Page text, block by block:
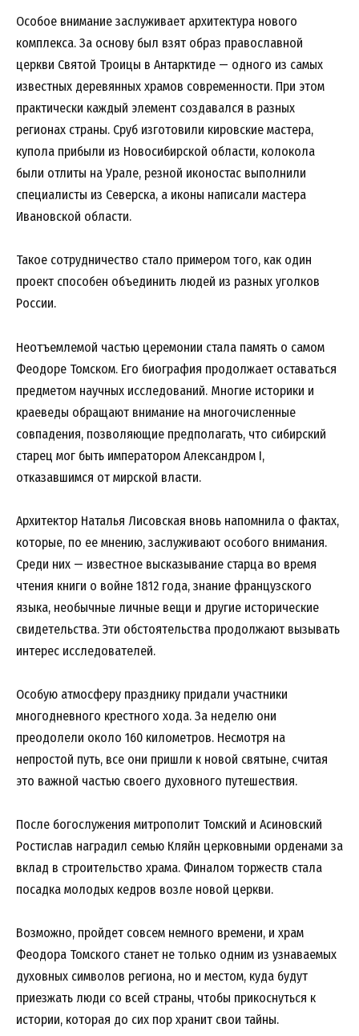
Особое внимание заслуживает архитектура нового
комплекса. За основу был взят образ православной
церкви Святой Троицы в Антарктиде — одного из самых
известных деревянных храмов современности. При этом
практически каждый элемент создавался в разных
регионах страны. Сруб изготовили кировские мастера,
купола прибыли из Новосибирской области, колокола
были отлиты на Урале, резной иконостас выполнили
специалисты из Северска, а иконы написали мастера
Ивановской области.
Такое сотрудничество стало примером того, как один
проект способен объединить людей из разных уголков
России.
Неотъемлемой частью церемонии стала память о самом
Феодоре Томском. Его биография продолжает оставаться
предметом научных исследований. Многие историки и
краеведы обращают внимание на многочисленные
совпадения, позволяющие предполагать, что сибирский
старец мог быть императором Александром I,
отказавшимся от мирской власти.
Архитектор Наталья Лисовская вновь напомнила о фактах,
которые, по ее мнению, заслуживают особого внимания.
Среди них — известное высказывание старца во время
чтения книги о войне 1812 года, знание французского
языка, необычные личные вещи и другие исторические
свидетельства. Эти обстоятельства продолжают вызывать
интерес исследователей.
Особую атмосферу празднику придали участники
многодневного крестного хода. За неделю они
преодолели около 160 километров. Несмотря на
непростой путь, все они пришли к новой святыне, считая
это важной частью своего духовного путешествия.
После богослужения митрополит Томский и Асиновский
Ростислав наградил семью Кляйн церковными орденами за
вклад в строительство храма. Финалом торжеств стала
посадка молодых кедров возле новой церкви.
Возможно, пройдет совсем немного времени, и храм
Феодора Томского станет не только одним из узнаваемых
духовных символов региона, но и местом, куда будут
приезжать люди со всей страны, чтобы прикоснуться к
истории, которая до сих пор хранит свои тайны.